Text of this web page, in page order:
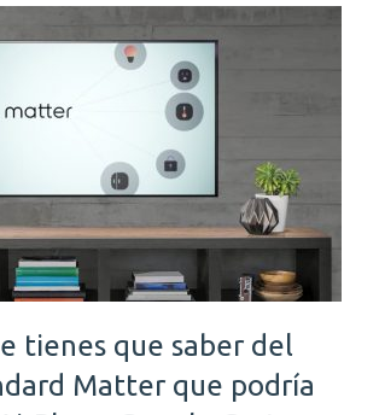
tienes que saber del
Matter que podría